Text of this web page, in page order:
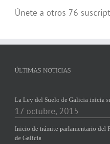
electrónico
Únete a otros 76
ÚLTIMAS NOTICIAS
La Ley del Suelo de Galicia inicia
17 octubre, 2015
Inicio de trámite parlamentario del
de Galicia